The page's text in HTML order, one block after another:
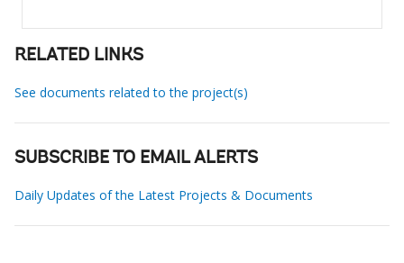
RELATED LINKS
See documents related to the project(s)
SUBSCRIBE TO EMAIL ALERTS
Daily Updates of the Latest Projects & Documents